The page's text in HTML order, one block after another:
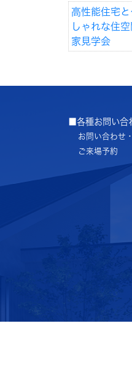
高性能住宅
しゃれな住
家見学会
■各種お問い合
お問い合わせ
ご来場予約